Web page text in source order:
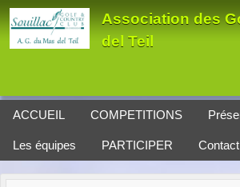
Association des
del Teil
ACCUEIL COMPETITIONS
Les équipes PARTICIPER
Panneau de gestion des cookies